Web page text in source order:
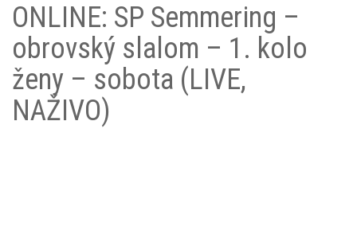
ONLINE: SP Semmering –
obrovský slalom – 1. kolo
ženy – sobota (LIVE,
NAŽIVO)